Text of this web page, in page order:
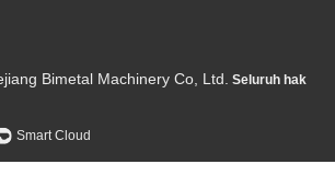
Bimetal Machinery Co, Ltd. Seluruh hak
Smart Cloud